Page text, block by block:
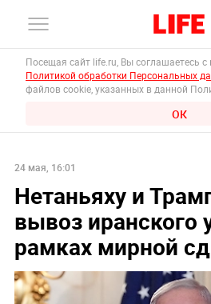
Посещая сайт life.ru, Вы соглашаетесь
Политикой обработки Персональных
файлов cookie, указанных в данной
ОК
24 мая, 16:01
Нетаньяху и
вывоз иранского
рамках мирной